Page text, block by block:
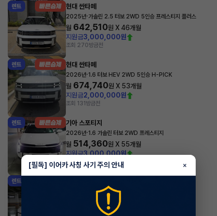
렌트 현대 싼타페
2025년·가솔린 2.5 터보 2WD 5인승 프레스티지 플러스
월 642,510원 X46개월
지원금3,000,000원
조회 270방금전
렌트 현대 싼타페
2026년·1.6 터보 HEV 2WD 5인승 H-PICK
월 674,740원 X 53개월
지원금2,000,000원
조회 131 방금전
렌트 기아 스포티지
2026년·1.6 가솔린 터보 2WD 프레스티지
월 514,360원 X 55개월
지원금3,000,000원
조회 273 방금전
렌트
노블레스
758,760원 X
5,000,000원
[필독] 이어카 사칭 사기 주의 안내 ×